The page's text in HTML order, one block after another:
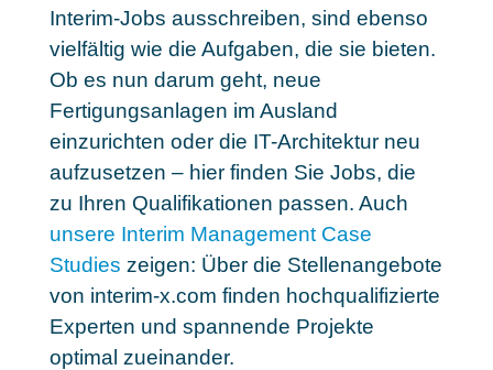
Interim-Jobs ausschreiben, sind ebenso
vielfältig wie die Aufgaben, die sie bieten.
Ob es nun darum geht, neue
Fertigungsanlagen im Ausland
einzurichten oder die IT-Architektur neu
aufzusetzen – hier finden Sie Jobs, die
zu Ihren Qualifikationen passen. Auch
unsere Interim Management Case
Studies zeigen: Über die Stellenangebote
von interim-x.com finden hochqualifizierte
Experten und spannende Projekte
optimal zueinander.